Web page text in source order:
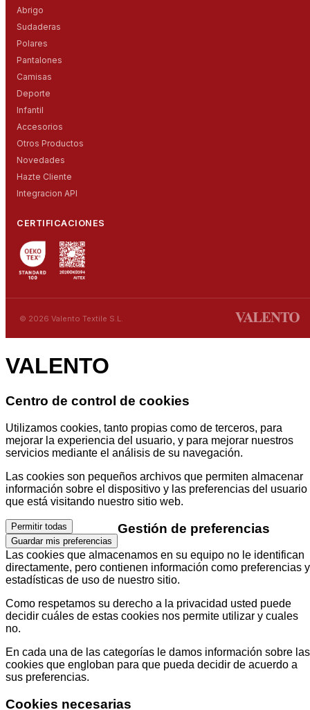
Abrigo
Sudaderas
Polares
Pantalones
Camisas
Deporte
Infantil
Accesorios
Otros Productos
Novedades
Hazte Cliente
Integracion API
CERTIFICACIONES
© 2026 Valento Textile S.L.
VALENTO
Centro de control de cookies
Utilizamos cookies, tanto propias como de terceros, para
mejorar la experiencia del usuario, y para mejorar nuestros
servicios mediante el análisis de su navegación.
Las cookies son pequeños archivos que permiten almacenar
información sobre el dispositivo y las preferencias del usuario
que está visitando nuestro sitio web.
Permitir todas
Guardar mis preferencias
Gestión de preferencias
Las cookies que almacenamos en su equipo no le identifican
directamente, pero contienen información como preferencias y
estadísticas de uso de nuestro sitio.
Como respetamos su derecho a la privacidad usted puede
decidir cuáles de estas cookies nos permite utilizar y cuales
no.
En cada una de las categorías le damos información sobre las
cookies que engloban para que pueda decidir de acuerdo a
sus preferencias.
Cookies necesarias